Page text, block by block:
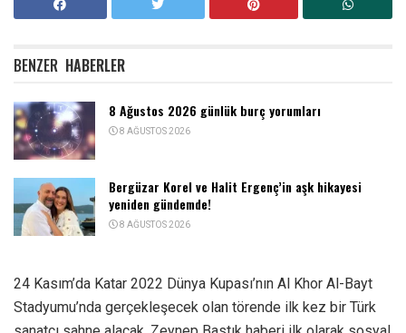
BENZER HABERLER
8 Ağustos 2026 günlük burç yorumları
8 AĞUSTOS 2026
Bergüzar Korel ve Halit Ergenç’in aşk hikayesi
yeniden gündemde!
8 AĞUSTOS 2026
24 Kasım’da Katar 2022 Dünya Kupası’nın Al Khor Al-Bayt
Stadyumu’nda gerçekleşecek olan törende ilk kez bir Türk